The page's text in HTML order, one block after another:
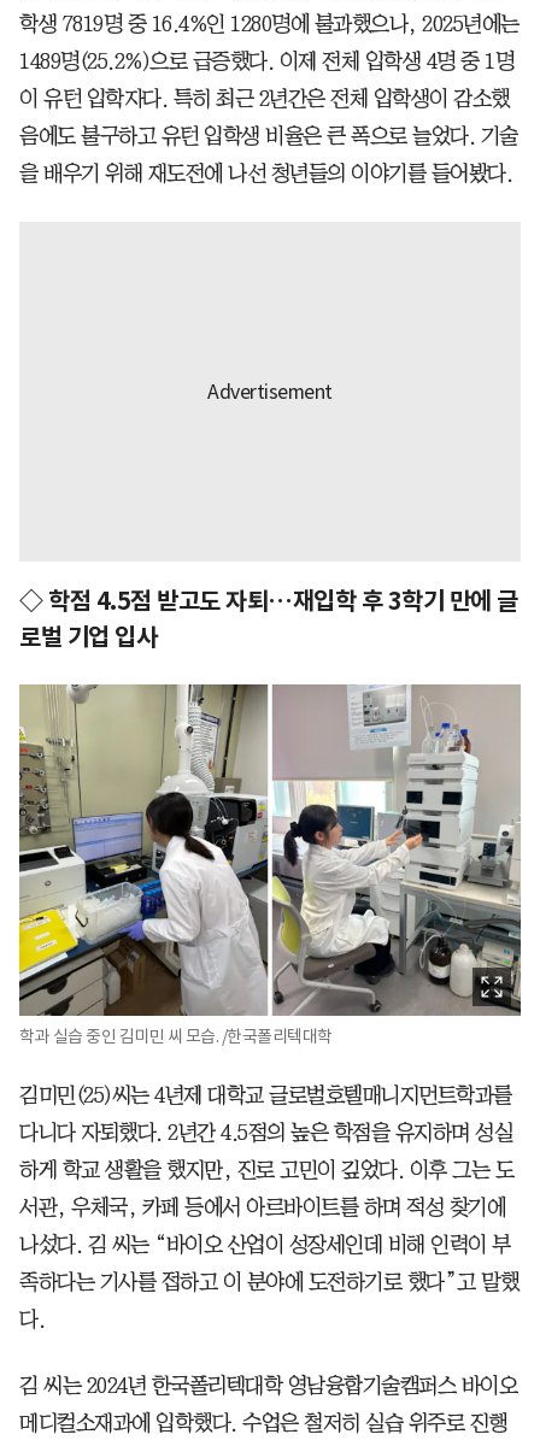
학생 7819명 중 16.4%인 1280명에 불과했으나, 2025년에는
1489명(25.2%)으로 급증했다. 이제 전체 입학생 4명 중 1명
이 유턴 입학자다. 특히 최근 2년간은 전체 입학생이 감소했
음에도 불구하고 유턴 입학생 비율은 큰 폭으로 늘었다. 기술
을 배우기 위해 재도전에 나선 청년들의 이야기를 들어봤다.
◇ 학점 4.5점 받고도 자퇴…재입학 후 3학기 만에 글
로벌 기업 입사
학과 실습 중인 김미민 씨 모습. /한국폴리텍대학
김미민(25)씨는 4년제 대학교 글로벌호텔매니지먼트학과를
다니다 자퇴했다. 2년간 4.5점의 높은 학점을 유지하며 성실
하게 학교 생활을 했지만, 진로 고민이 깊었다. 이후 그는 도
서관, 우체국, 카페 등에서 아르바이트를 하며 적성 찾기에
나섰다. 김 씨는 “바이오 산업이 성장세인데 비해 인력이 부
족하다는 기사를 접하고 이 분야에 도전하기로 했다”고 말했
다.
김 씨는 2024년 한국폴리텍대학 영남융합기술캠퍼스 바이오
메디컬소재과에 입학했다. 수업은 철저히 실습 위주로 진행